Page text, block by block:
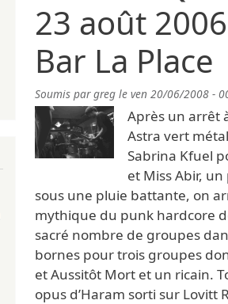
23 août
Bar La Place
Soumis pargreg le ven 20/06/2008 -
Après un arrêt
Astra vert
Sabrina Kfuel
et Miss Abir,
sous une pluie battante, on
mythique du punk hardcore
sacré nombre de groupes
bornes pour trois groupes
et Aussitôt Mort et un ricain.
opus d’Haram sorti sur Lovitt